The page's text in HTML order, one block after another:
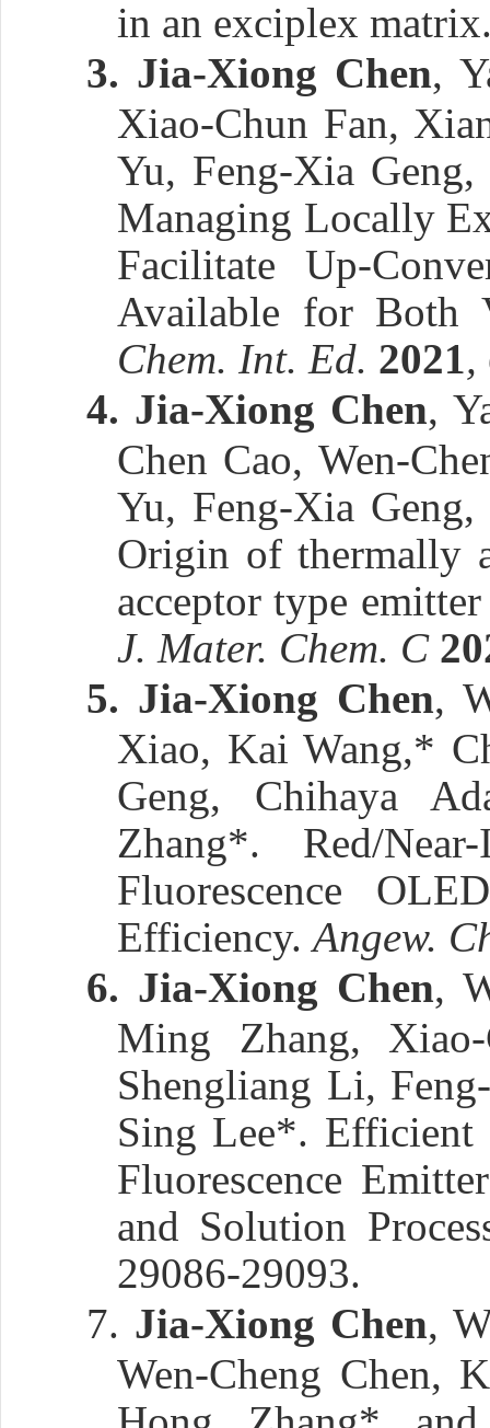
in an exciplex
3. Jia-Xiong Chen,
Xiao-Chun Fan,
Yu, Feng-Xia
Managing Locally
Facilitate Up-
Available for Both
Chem. Int. Ed. 2021 ,
4. Jia-Xiong Chen,
Chen Cao, Wen-
Yu, Feng-Xia
Origin of thermally
acceptor type
J. Mater. Chem. C
5. Jia-Xiong Chen,
Xiao, Kai Wang,*
Geng, Chihaya
Zhang*. Red/
Fluorescence
Efficiency. Angew.
6. Jia-Xiong Chen,
Ming Zhang,
Shengliang Li,
Sing Lee*. Efficient
Fluorescence
and Solution
29086-29093.
7. Jia-Xiong Chen,
Wen-Cheng Chen,